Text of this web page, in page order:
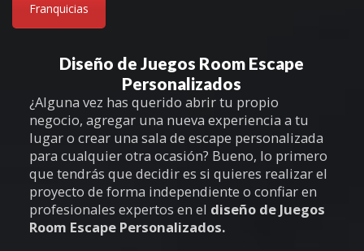
Franquicias
Diseño de Juegos Room Escape
Personalizados
¿Alguna vez has querido abrir tu propio
negocio, agregar una nueva experiencia a tu
lugar o crear una sala de escape personalizada
para cualquier otra ocasión? Bueno, lo primero
que tendrás que decidir es si quieres realizar el
proyecto de forma independiente o confiar en
profesionales expertos en el diseño de Juegos
Room Escape Personalizados.